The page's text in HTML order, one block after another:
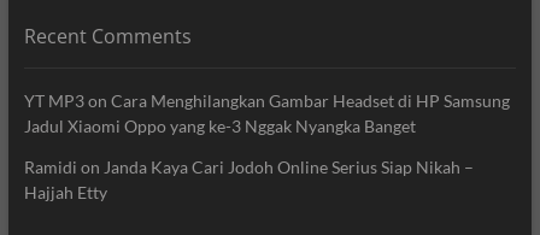
Recent Comments
YT MP3on Cara Menghilangkan Gambar Headset di HP Samsung
Jadul Xiaomi Oppo yang ke-3 Nggak Nyangka Banget
Ramidi on Janda Kaya Cari Jodoh Online Serius Siap Nikah –
Hajjah Etty